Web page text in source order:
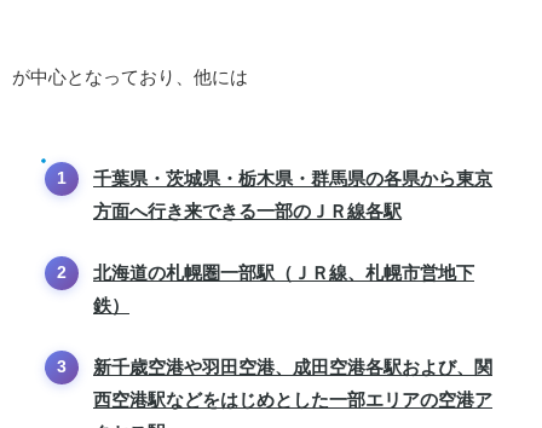
が中心となっており、他には
千葉県・茨城県・栃木県・群馬県の各県から東京
方面へ行き来できる一部のＪＲ線各駅
北海道の札幌圏一部駅（ＪＲ線、札幌市営地下
鉄）
新千歳空港や羽田空港、成田空港各駅および、関
西空港駅などをはじめとした一部エリアの空港ア